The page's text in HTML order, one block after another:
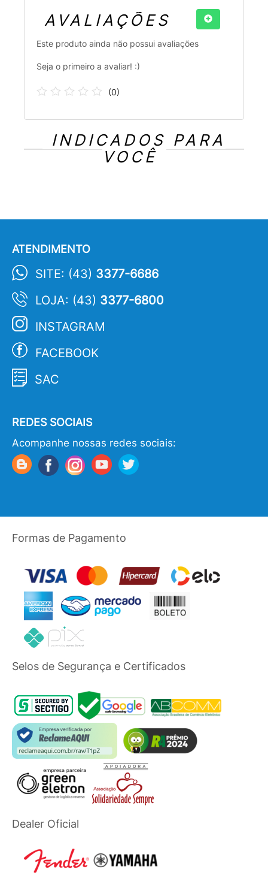
AVALIAÇÕES
Este produto ainda não possui avaliações
Seja o primeiro a avaliar! :)
(0)
INDICADOS PARA
VOCÊ
ATENDIMENTO
SITE: (43) 3377-6686
LOJA: (43) 3377-6800
INSTAGRAM
FACEBOOK
SAC
REDES SOCIAIS
Acompanhe nossas redes sociais:
Formas de Pagamento
Selos de Segurança e Certificados
Dealer Oficial